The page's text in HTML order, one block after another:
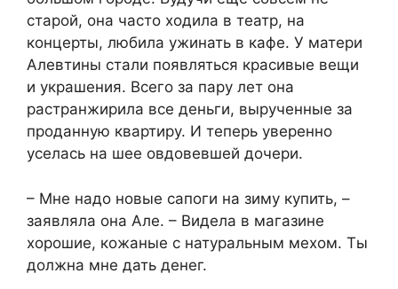
старой, она часто ходила в театр, на
концерты, любила ужинать в кафе. У матери
Алевтины стали появляться красивые вещи
и украшения. Всего за пару лет она
растранжирила все деньги, вырученные за
проданную квартиру. И теперь уверенно
уселась на шее овдовевшей дочери.
– Мне надо новые сапоги на зиму купить, –
заявляла она Але. – Видела в магазине
хорошие, кожаные с натуральным мехом. Ты
должна мне дать денег.